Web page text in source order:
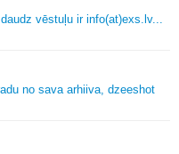
vēstuļu ir info(at)exs. lv...
no sava arhiiva, dzeeshot